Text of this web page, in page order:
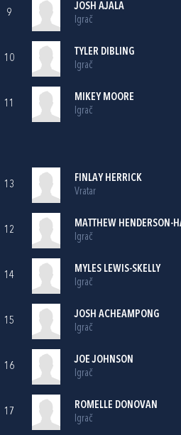
9
JOSH AJALA
Igrač
10
TYLER DIBLING
Igrač
11
MIKEY MOORE
Igrač
13
FINLAY HERRICK
Vratar
12
MATTHEW HENDERSON-
Igrač
14
MYLES LEWIS-SKELLY
Igrač
15
JOSH ACHEAMPONG
Igrač
16
JOE JOHNSON
Igrač
17
ROMELLE DONOVAN
Igrač